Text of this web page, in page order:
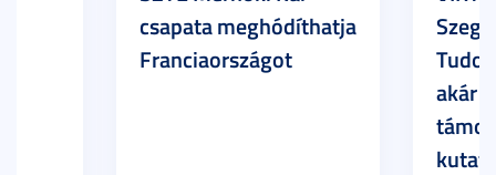
csapata meghódíthatja
Franciaországot
akár